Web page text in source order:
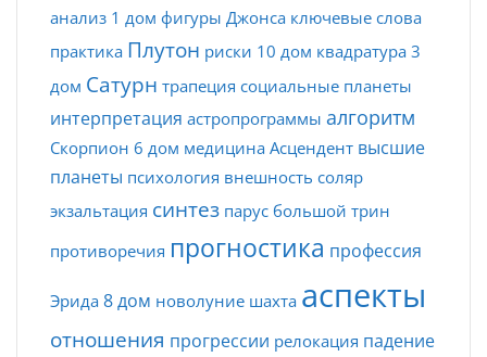
анализ 1 дом фигуры Джонса ключевые слова
практика Плутон риски 10 дом квадратура 3
дом Сатурн трапеция социальные планеты
интерпретация астропрограммы алгоритм
Скорпион 6 дом медицина Асцендент высшие
планеты психология внешность соляр
экзальтация синтез парус большой трин
противоречия прогностика профессия
Эрида 8 дом новолуние шахта аспекты
отношения прогрессии релокация падение